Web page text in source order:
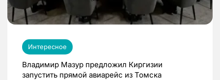
Интересное
Владимир Мазур предложил Киргизии
запустить прямой авиарейс из Томска